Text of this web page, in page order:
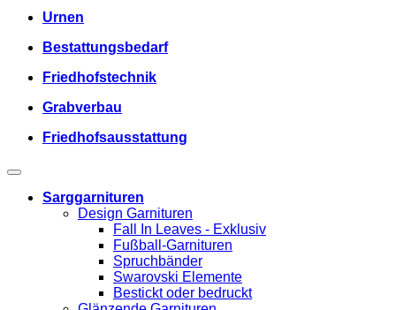
Urnen
Bestattungsbedarf
Friedhofstechnik
Grabverbau
Friedhofsausstattung
Sarggarnituren
Design Garnituren
Fall In Leaves - Exklusiv
Fußball-Garnituren
Spruchbänder
Swarovski Elemente
Bestickt oder bedruckt